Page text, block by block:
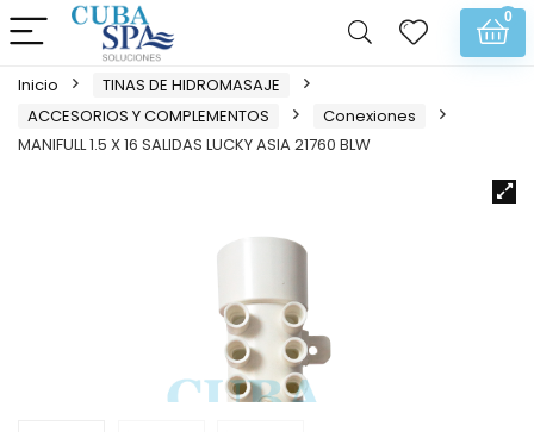
0
Inicio
TINAS DE HIDROMASAJE
ACCESORIOS Y COMPLEMENTOS
Conexiones
MANIFULL 1.5 X 16 SALIDAS LUCKY ASIA 21760 BLW